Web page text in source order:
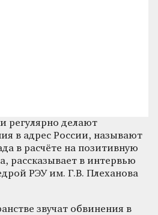
регулярно делают
в адрес России, называют
в расчёте на позитивную
рассказывает в интервью
РЭУ им. Г.В. Плеханова
звучат обвинения в